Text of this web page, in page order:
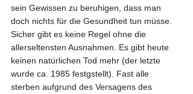
sein Gewissen zu beruhigen, dass man
doch nichts für die Gesundheit tun müsse.
Sicher gibt es keine Regel ohne die
allerseltensten Ausnahmen. Es gibt heute
keinen natürlichen Tod mehr (der letzte
wurde ca. 1985 festgstellt). Fast alle
sterben aufgrund des Versagens des